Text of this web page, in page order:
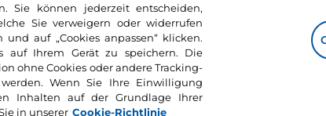
Sie können jederzeit entscheiden,
Sie verweigern oder widerrufen
auf „Cookies anpassen“ klicken.
auf Ihrem Gerät zu speichern. Die
ohne Cookies oder andere Tracking-
Wenn Sie Ihre Einwilligung
Inhalten auf der Grundlage Ihrer
in unserer Cookie-Richtlinie